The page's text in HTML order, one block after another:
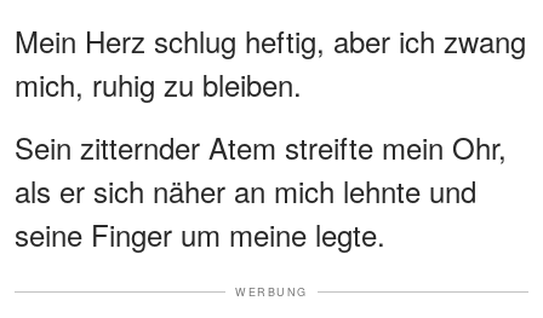
Mein Herz schlug heftig, aber ich zwang
mich, ruhig zu bleiben.
Sein zitternder Atem streifte mein Ohr,
als er sich näher an mich lehnte und
seine Finger um meine legte.
WERBUNG